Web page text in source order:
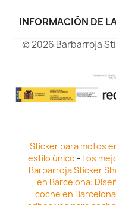
INFORMACIÓN DE
© 2026 Barbarroja
Sticker para motos
estilo único - Los
Barbarroja Sticker
en Barcelona:
coche en